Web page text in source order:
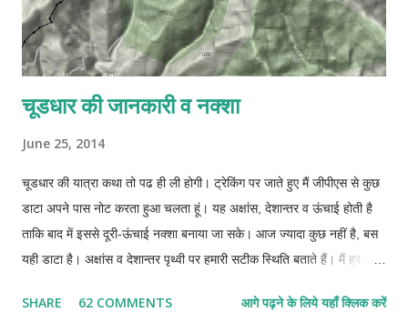
चूडधार की जानकारी व नक्शा
June 25, 2014
चूडधार की यात्रा कथा तो पढ ही ली होगी। ट्रेकिंग पर जाते हुए मैं जीपीएस से कुछ
डाटा अपने पास नोट करता हुआ चलता हूं। यह अक्षांस, देशान्तर व ऊंचाई होती है
ताकि बाद में इससे दूरी-ऊंचाई नक्शा बनाया जा सके। आज ज्यादा कुछ नहीं है, बस
यही डाटा है। अक्षांस व देशान्तर पृथ्वी पर हमारी सटीक स्थिति बताते हैं। मैं हर दस-
SHARE 62 COMMENTS आगे पढ़ने के लिये यहाँ क्लिक करें